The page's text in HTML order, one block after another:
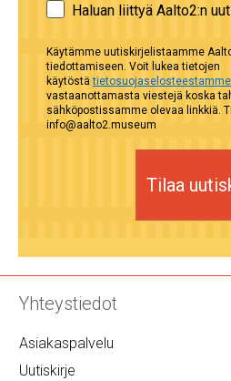
Haluan liittyä Aalto2:n
Käytämme uutiskirjelistaamme
tiedottamiseen. Voit lukea tietojen
käytöstätietosuojaselosteestamme
vastaanottamasta viestejä koska
sähköpostissamme olevaa linkkiä.
info@aalto2.museum
Tilaa
Yhteystiedot
Asiakaspalvelu
Uutiskirje